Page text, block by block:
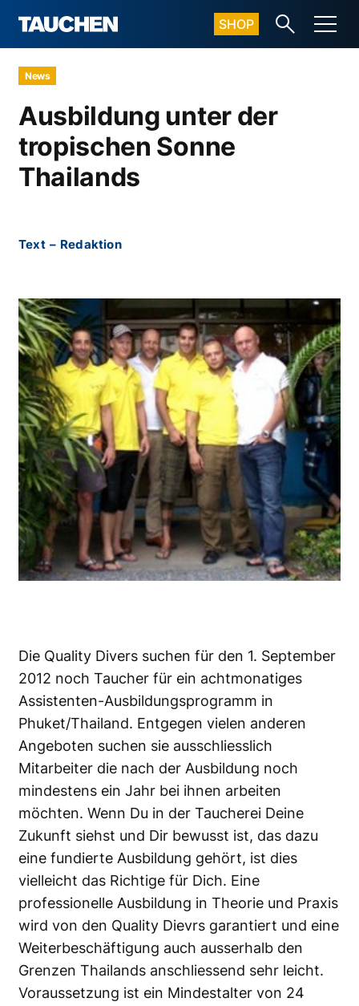
SHOP
News
Ausbildung unter der
tropischen Sonne
Thailands
Text – Redaktion
Die Quality Divers suchen für den 1. September
2012 noch Taucher für ein achtmonatiges
Assistenten-Ausbildungsprogramm in
Phuket/Thailand. Entgegen vielen anderen
Angeboten suchen sie ausschliesslich
Mitarbeiter die nach der Ausbildung noch
mindestens ein Jahr bei ihnen arbeiten
möchten. Wenn Du in der Taucherei Deine
Zukunft siehst und Dir bewusst ist, das dazu
eine fundierte Ausbildung gehört, ist dies
vielleicht das Richtige für Dich. Eine
professionelle Ausbildung in Theorie und Praxis
wird von den Quality Dievrs garantiert und eine
Weiterbeschäftigung auch ausserhalb den
Grenzen Thailands anschliessend sehr leicht.
Voraussetzung ist ein Mindestalter von 24